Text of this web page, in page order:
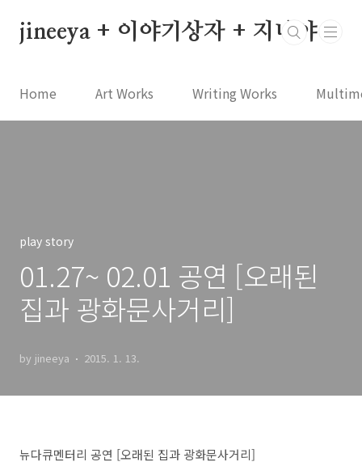
jineeya + 이야기상자 + 지니야
Home Art Works Writing Works
play story
01.27~ 02.01 공연 [오래된
집과 광화문사거리]
by jineeya 2015. 1. 13.
뉴다큐멘터리 공연 [오래된 집과 광화문사거리]